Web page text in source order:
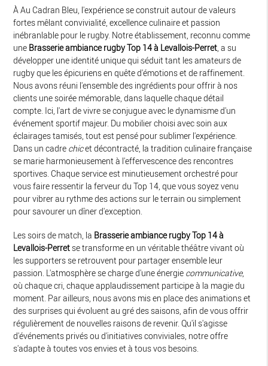
À Au Cadran Bleu, l'expérience se construit autour de valeurs
fortes mêlant convivialité, excellence culinaire et passion
inébranlable pour le rugby. Notre établissement, reconnu comme
une Brasserie ambiance rugby Top 14 à Levallois-Perret, a su
développer une identité unique qui séduit tant les amateurs de
rugby que les épicuriens en quête d'émotions et de raffinement.
Nous avons réuni l'ensemble des ingrédients pour offrir à nos
clients une soirée mémorable, dans laquelle chaque détail
compte. Ici, l'art de vivre se conjugue avec le dynamisme d'un
événement sportif majeur. Du mobilier choisi avec soin aux
éclairages tamisés, tout est pensé pour sublimer l'expérience.
Dans un cadre chicet décontracté, la tradition culinaire française
se marie harmonieusement à l'effervescence des rencontres
sportives. Chaque service est minutieusement orchestré pour
vous faire ressentir la ferveur du Top 14, que vous soyez venu
pour vibrer au rythme des actions sur le terrain ou simplement
pour savourer un dîner d'exception.
Les soirs de match, la Brasserie ambiance rugby Top 14 à
Levallois-Perret se transforme en un véritable théâtre vivant où
les supporters se retrouvent pour partager ensemble leur
passion. L'atmosphère se charge d'une énergie communicative,
où chaque cri, chaque applaudissement participe à la magie du
moment. Par ailleurs, nous avons mis en place des animations et
des surprises qui évoluent au gré des saisons, afin de vous offrir
régulièrement de nouvelles raisons de revenir. Qu'il s'agisse
d'événements privés ou d'initiatives conviviales, notre offre
s'adapte à toutes vos envies et à tous vos besoins.